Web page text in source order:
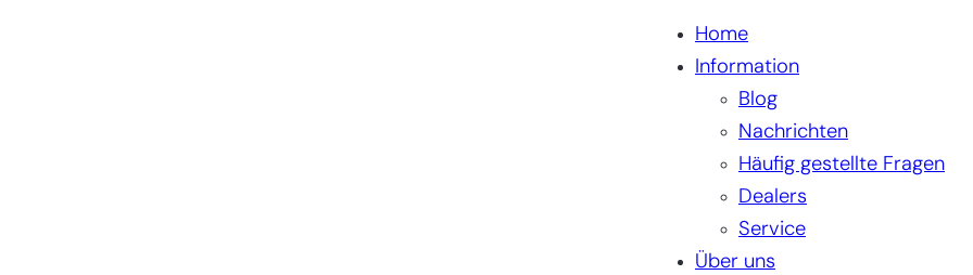
Home
Information
Blog
Nachrichten
Häufig gestellte Fragen
Dealers
Service
Über uns